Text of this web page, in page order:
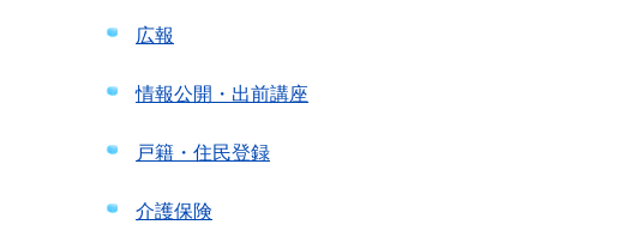
広報
情報公開・出前講座
戸籍・住民登録
介護保険